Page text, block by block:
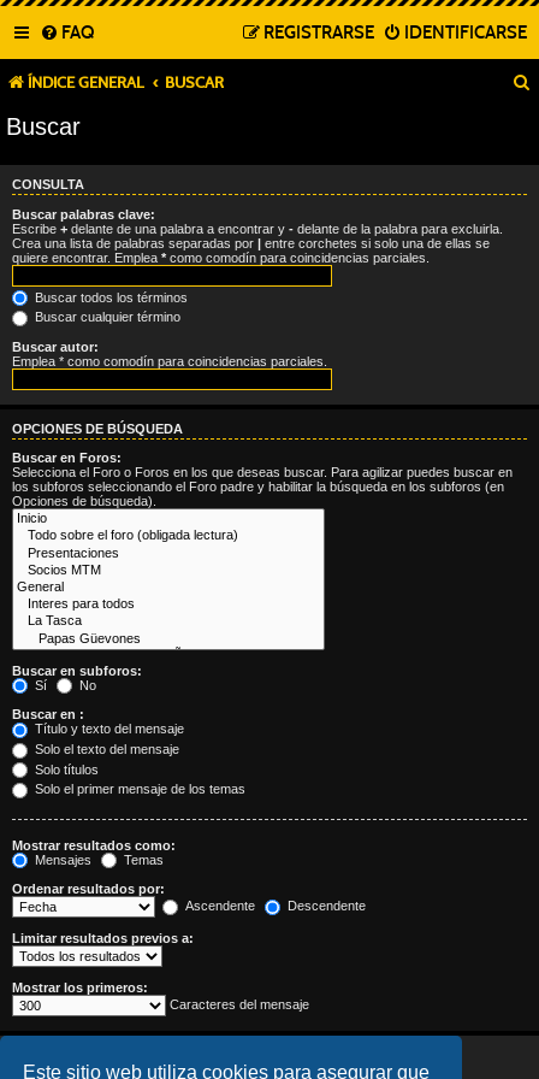
Este sitio web utiliza cookies para asegurar que
FAQ IDENTIFICARSE
REGISTRARSE
ÍNDICE GENERAL BUSCAR
Buscar
CONSULTA
Buscar palabras clave:
Escribe + delante de una palabra a encontrar y - delante de la palabra para excluirla.
Crea una lista de palabras separadas por | entre corchetes si solo una de ellas se
quiere encontrar. Emplea * como comodín para coincidencias parciales.
Buscar todos los términos
Buscar cualquier término
Buscar autor:
Emplea * como comodín para coincidencias parciales.
OPCIONES DE BÚSQUEDA
Buscar en Foros:
Selecciona el Foro o Foros en los que deseas buscar. Para agilizar puedes buscar en
los subforos seleccionando el Foro padre y habilitar la búsqueda en los subforos (en
Opciones de búsqueda).
Buscar en subforos:
Sí
No
Buscar en :
Título y texto del mensaje
Solo el texto del mensaje
Solo títulos
Solo el primer mensaje de los temas
Mostrar resultados como:
Mensajes
Temas
Ordenar resultados por:
Ascendente
Descendente
Limitar resultados previos a:
Mostrar los primeros:
Caracteres del mensaje